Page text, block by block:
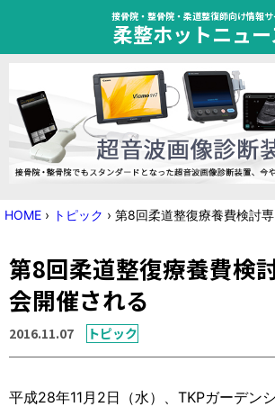
接骨院・整骨院・柔道整復師向け情報サ
柔整ホットニュー
HOME
トピック
ニュース
国家試験対策
学会・セミナー情報
HOME › トピック › 第8回柔道整復療養費検討
第8回柔道整復療養費検
会開催される
2016.11.07 トピック
平成28年11月2日（水）、TKPガーデン